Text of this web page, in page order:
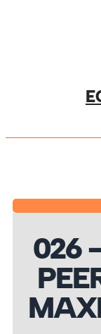
026